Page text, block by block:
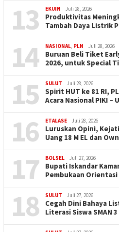
13 EKUIN Juli 28, 2026
Produktivitas
Tambah Daya Listrik
14 NASIONAL PLN Juli 28, 2026
Buruan Beli Tiket
2026, untuk Special
15 SULUT Juli 28, 2026
Spirit HUT ke 81 RI,
Acara Nasional PIKI –
16 ETALASE Juli 28, 2026
Luruskan Opini,
Uang 18 M EL dan
17 BOLSEL Juli 27, 2026
Bupati Iskandar
Pembukaan Orientasi
18 SULUT Juli 27, 2026
Cegah Dini Bahaya
Literasi Siswa SMAN